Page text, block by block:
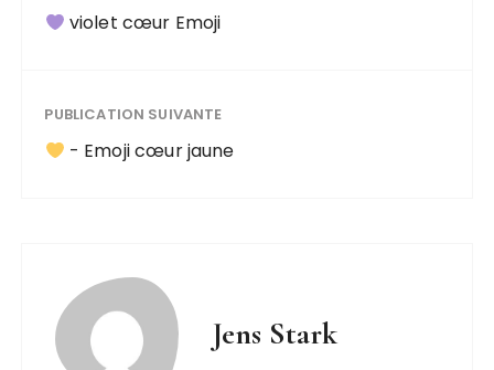
violet cœur Emoji
PUBLICATION SUIVANTE
- Emoji cœur jaune
Jens Stark